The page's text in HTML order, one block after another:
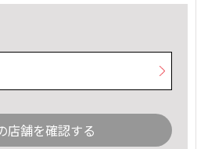
店舗を確認する